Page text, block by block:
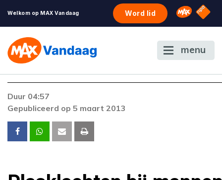
Welkom op MAX Vandaag Word lid Omroep
NPO
menu
De gewenste stream is op dit moment niet
neem dan contact op met onze klantenservice.
Duur 04:57
Gepubliceerd op 5 maart 2013